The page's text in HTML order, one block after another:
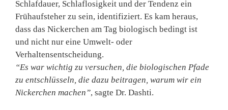
Schlafdauer, Schlaflosigkeit und der Tendenz ein
Frühaufsteher zu sein, identifiziert. Es kam heraus,
dass das Nickerchen am Tag biologisch bedingt ist
und nicht nur eine Umwelt- oder
Verhaltensentscheidung.
“Es war wichtig zu versuchen, die biologischen Pfade
zu entschlüsseln, die dazu beitragen, warum wir ein
Nickerchen machen”, sagte Dr. Dashti.